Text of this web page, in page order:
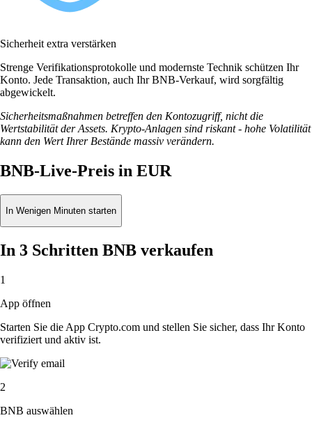
Sicherheit extra verstärken
Strenge Verifikationsprotokolle und modernste Technik schützen Ihr
Konto. Jede Transaktion, auch Ihr BNB-Verkauf, wird sorgfältig
abgewickelt.
Sicherheitsmaßnahmen betreffen den Kontozugriff, nicht die
Wertstabilität der Assets. Krypto-Anlagen sind riskant - hohe Volatilität
kann den Wert Ihrer Bestände massiv verändern.
BNB-Live-Preis in EUR
In Wenigen Minuten starten
In 3 Schritten BNB verkaufen
1
App öffnen
Starten Sie die App Crypto.com und stellen Sie sicher, dass Ihr Konto
verifiziert und aktiv ist.
2
BNB auswählen